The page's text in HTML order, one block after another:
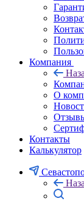
Компания
О
Контакты
Калькулятор